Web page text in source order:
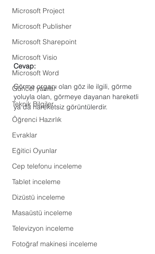
Microsoft Project
Microsoft Publisher
Microsoft Sharepoint
Microsoft Visio
Microsoft Word
Güncel yazılar
Teknik Bilgiler
Öğrenci Hazırlık
Evraklar
Eğitici Oyunlar
Cep telefonu inceleme
Tablet inceleme
Dizüstü inceleme
Masaüstü inceleme
Televizyon inceleme
Fotoğraf makinesi inceleme
Cevap:
Görme organı olan göz ile ilgili, görme
yoluyla olan, görmeye dayanan hareketli
ya da hareketsiz görüntülerdir.